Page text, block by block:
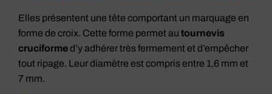
Elles présentent une tête comportant un marquage en
forme de croix. Cette forme permet au tournevis
cruciformed’y adhérer très fermement et d’empêcher
tout ripage. Leur diamètre est compris entre 1,6 mm et
7 mm.